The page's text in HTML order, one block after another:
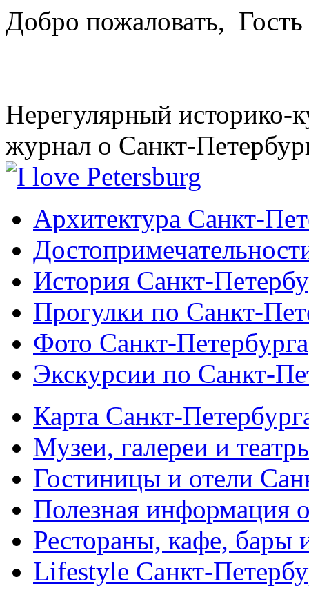
Добро пожаловать, Гость
Нерегулярный историко-
журнал о Санкт-
Архитектура Санкт-
История Санкт-
Прогулки по Санкт-
Фото Санкт-Петербурга
Экскурсии по Санкт-
Карта Санкт-
Музеи, галереи и
Гостиницы и отели
Полезная информация
Рестораны, кафе, бары
Lifestyle Санкт-